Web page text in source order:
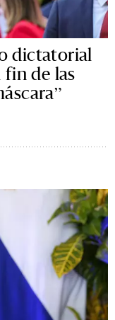
dictatorial
fin de las